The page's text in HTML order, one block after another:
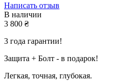
Написать отзыв
В наличии
3 800 ₴
3 года гарантии!
Защита + Болт - в подарок!
Легкая, точная, глубокая.